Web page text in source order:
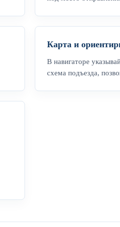
Карта и
В навигаторе
схема подъезда,